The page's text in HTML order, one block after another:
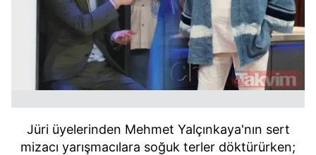
Jüri üyelerinden Mehmet Yalçınkaya'nın sert
mizacı yarışmacılara soğuk terler döktürürken;